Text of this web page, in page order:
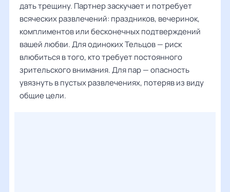
дать трещину. Партнер заскучает и потребует
всяческих развлечений: праздников, вечеринок,
комплиментов или бесконечных подтверждений
вашей любви. Для одиноких Тельцов — риск
влюбиться в того, кто требует постоянного
зрительского внимания. Для пар — опасность
увязнуть в пустых развлечениях, потеряв из виду
общие цели.